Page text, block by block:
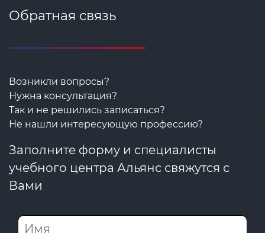
Обратная связь
Возникли вопросы?
Нужна консультация?
Так и не решились записаться?
Не нашли интересующую профессию?
Заполните форму и специалисты
учебного центра Альянс свяжутся с
Вами